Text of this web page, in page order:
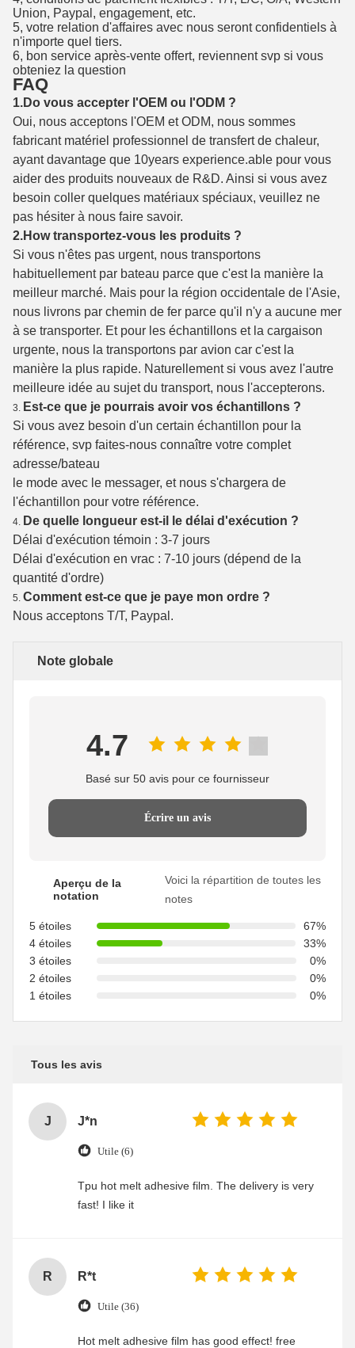
Union, Paypal, engagement, etc.
5, votre relation d'affaires avec nous seront confidentiels à
n'importe quel tiers.
6, bon service après-vente offert, reviennent svp si vous
obteniez la question
FAQ
1.Do vous accepter l'OEM ou l'ODM ?
Oui, nous acceptons l'OEM et ODM, nous sommes
fabricant matériel professionnel de transfert de chaleur,
ayant davantage que 10years experience.able pour vous
aider des produits nouveaux de R&D. Ainsi si vous avez
besoin coller quelques matériaux spéciaux, veuillez ne
pas hésiter à nous faire savoir.
2.How transportez-vous les produits ?
Si vous n'êtes pas urgent, nous transportons
habituellement par bateau parce que c'est la manière la
meilleur marché. Mais pour la région occidentale de l'Asie,
nous livrons par chemin de fer parce qu'il n'y a aucune mer
à se transporter. Et pour les échantillons et la cargaison
urgente, nous la transportons par avion car c'est la
manière la plus rapide. Naturellement si vous avez l'autre
meilleure idée au sujet du transport, nous l'accepterons.
3.
Est-ce que je pourrais avoir vos échantillons ?
Si vous avez besoin d'un certain échantillon pour la
référence, svp faites-nous connaître votre complet
adresse/bateau
le mode avec le messager, et nous s'chargera de
l'échantillon pour votre référence.
4.
De quelle longueur est-il le délai d'exécution ?
Délai d'exécution témoin : 3-7 jours
Délai d'exécution en vrac : 7-10 jours (dépend de la
quantité d'ordre)
5. Comment est-ce que je paye mon ordre ?
Nous acceptons T/T, Paypal.
Note globale
4.7
Basé sur 50 avis pour ce fournisseur
Écrire un avis
Aperçu de la
notation
Voici la répartition de toutes les
notes
5 étoiles
67%
4 étoiles
33%
3 étoiles
0%
2 étoiles
0%
1 étoiles
0%
Tous les avis
J J*n
Utile (6)
Tpu hot melt adhesive film. The delivery is very
fast! I like it
R R*t
Utile (36)
Hot melt adhesive film has good effect! free